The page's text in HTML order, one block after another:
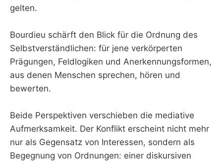
gelten.
Bourdieu schärft den Blick für die Ordnung des
Selbstverständlichen: für jene verkörperten
Prägungen, Feldlogiken und Anerkennungsformen,
aus denen Menschen sprechen, hören und
bewerten.
Beide Perspektiven verschieben die mediative
Aufmerksamkeit. Der Konflikt erscheint nicht mehr
nur als Gegensatz von Interessen, sondern als
Begegnung von Ordnungen: einer diskursiven